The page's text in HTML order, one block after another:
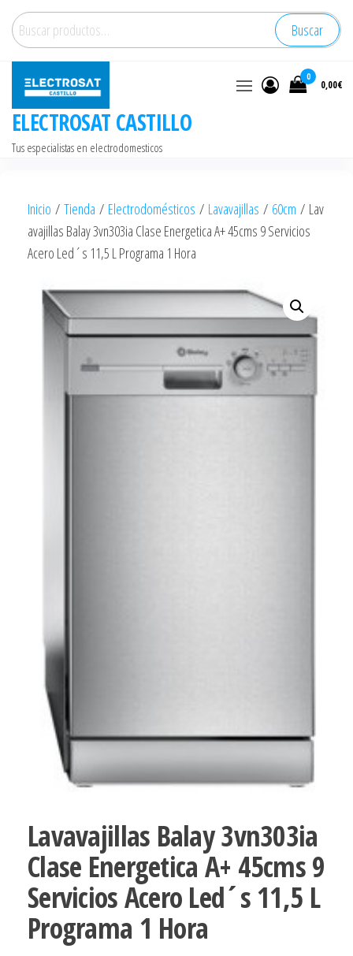
Saltar
contenido
Buscar
por:
Buscar
ELECTROSAT CASTILLO
Tus especialistas en electrodomesticos
0
0,00€
Inicio / Tienda / Electrodomésticos / Lavavajillas / 60cm / Lav
avajillas Balay 3vn303ia Clase Energetica A+ 45cms 9 Servicios
Acero Led´s 11,5 L Programa 1 Hora
Lavavajillas Balay 3vn303ia
Clase Energetica A+ 45cms 9
Servicios Acero Led´s 11,5 L
Programa 1 Hora